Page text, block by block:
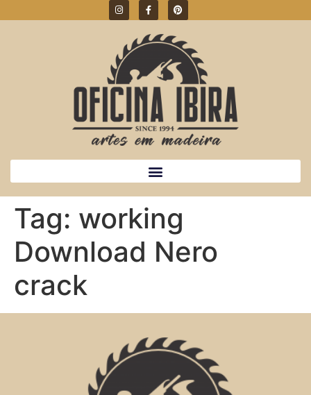
Tag: working
Download Nero
crack